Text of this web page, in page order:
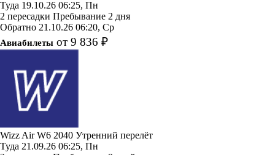
Туда 19.10.26 06:25, Пн
2 пересадки Пребывание 2 дня
Обратно 21.10.26 06:20, Ср
Авиабилеты от 9 836 ₽
Wizz AirW6 2040 Утренний перелёт
Туда 21.09.26 06:25, Пн